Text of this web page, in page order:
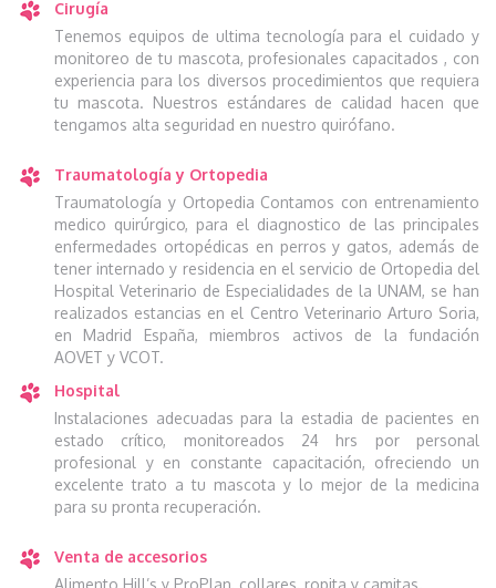
Cirugía
Tenemos equipos de ultima tecnología para el cuidado y
monitoreo de tu mascota, profesionales capacitados , con
experiencia para los diversos procedimientos que requiera
tu mascota. Nuestros estándares de calidad hacen que
tengamos alta seguridad en nuestro quirófano.
Traumatología y Ortopedia
Traumatología y Ortopedia Contamos con entrenamiento
medico quirúrgico, para el diagnostico de las principales
enfermedades ortopédicas en perros y gatos, además de
tener internado y residencia en el servicio de Ortopedia del
Hospital Veterinario de Especialidades de la UNAM, se han
realizados estancias en el Centro Veterinario Arturo Soria,
en Madrid España, miembros activos de la fundación
AOVET y VCOT.
Hospital
Instalaciones adecuadas para la estadia de pacientes en
estado crítico, monitoreados 24 hrs por personal
profesional y en constante capacitación, ofreciendo un
excelente trato a tu mascota y lo mejor de la medicina
para su pronta recuperación.
Venta de accesorios